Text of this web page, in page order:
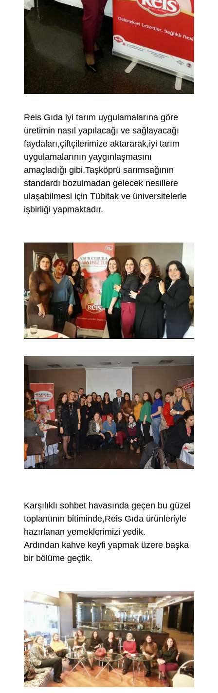
Reis Gıda iyi tarım uygulamalarına göre
üretimin nasıl yapılacağı ve sağlayacağı
faydaları,çiftçilerimize aktararak,iyi tarım
uygulamalarının yaygınlaşmasını
amaçladığı gibi,Taşköprü sarımsağının
standardı bozulmadan gelecek nesillere
ulaşabilmesi için Tübitak ve üniversitelerle
işbirliği yapmaktadır.
Karşılıklı sohbet havasında geçen bu güzel
toplantının bitiminde,Reis Gıda ürünleriyle
hazırlanan yemeklerimizi yedik.
Ardından kahve keyfi yapmak üzere başka
bir bölüme geçtik.